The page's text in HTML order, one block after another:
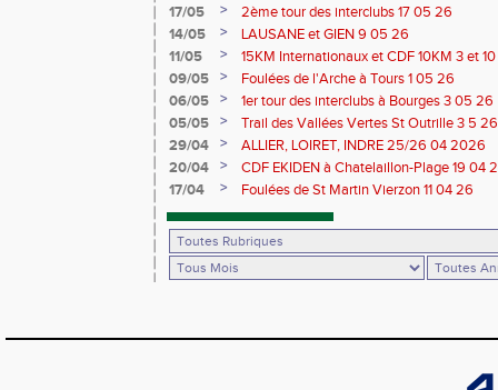
17/05
>
2ème tour des interclubs 17 05 26
14/05
>
LAUSANE et GIEN 9 05 26
11/05
>
15KM Internationaux et CDF 10KM 3 et
09/05
>
Foulées de l'Arche à Tours 1 05 26
06/05
>
1er tour des interclubs à Bourges 3 05 26
05/05
>
Trail des Vallées Vertes St Outrille 3 5 26
29/04
>
ALLIER, LOIRET, INDRE 25/26 04 2026
20/04
>
CDF EKIDEN à Chatelaillon-Plage 19 04
17/04
> Foulées de St Martin Vierzon 11 04 26